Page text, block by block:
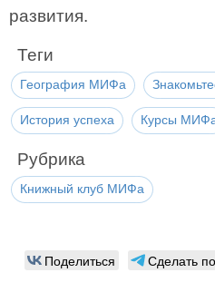
развития.
Теги
География МИФа
История успеха Курсы
Рубрика
Книжный клуб МИФа
Поделиться Сделать